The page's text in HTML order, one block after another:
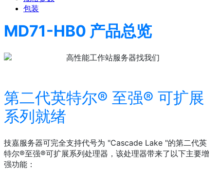
包装
MD71-HB0 产品总览
第二代英特尔® 至强® 可扩展
系列就绪
技嘉服务器可完全支持代号为 "Cascade Lake "的第二代英
特尔®至强®可扩展系列处理器，该处理器带来了以下主要增
强功能：